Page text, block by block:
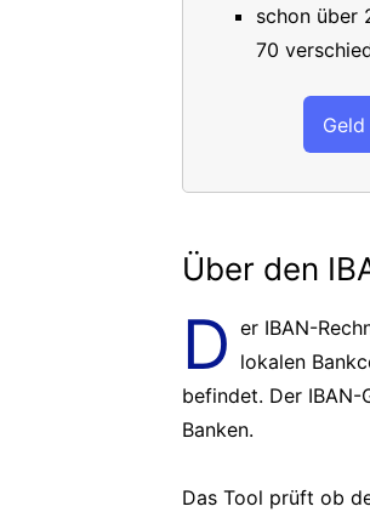
schon über
70
Über den
D er IBAN-
lokalen
befindet. Der IBAN-
Banken.
Das Tool prüft ob